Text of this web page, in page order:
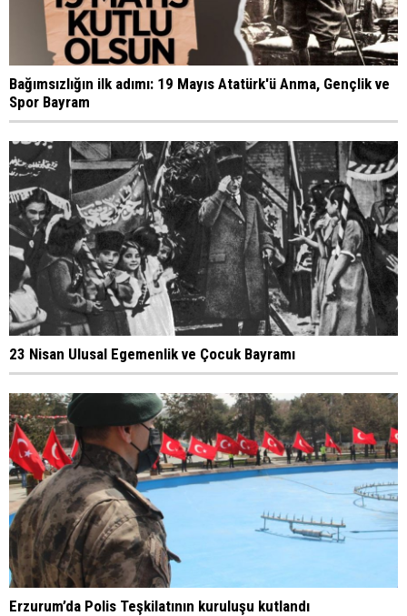
Bağımsızlığın ilk adımı: 19 Mayıs Atatürk'ü Anma, Gençlik ve
Spor Bayram
23 Nisan Ulusal Egemenlik ve Çocuk Bayramı
Erzurum’da Polis Teşkilatının kuruluşu kutlandı